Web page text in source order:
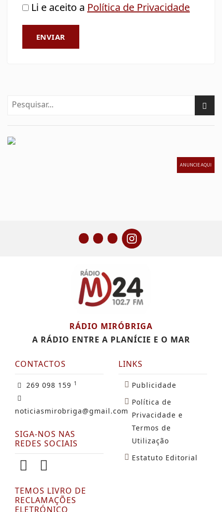
Li e aceito a Política de Privacidade
ENVIAR
ANUNCIE AQUI
RÁDIO MIRÓBRIGA
A RÁDIO ENTRE A PLANÍCIE E O MAR
CONTACTOS
269 098 159 1
noticiasmirobriga@gmail.com
SIGA-NOS NAS
REDES SOCIAIS
TEMOS LIVRO DE
RECLAMAÇÕES
ELETRÓNICO
LINKS
Publicidade
Política de
Privacidade e
Termos de
Utilização
Estatuto Editorial